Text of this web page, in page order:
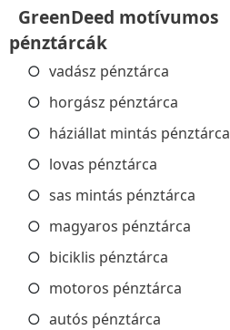
GreenDeed motívumos
pénztárcák
vadász pénztárca
horgász pénztárca
háziállat mintás pénztárca
lovas pénztárca
sas mintás pénztárca
magyaros pénztárca
biciklis pénztárca
motoros pénztárca
autós pénztárca